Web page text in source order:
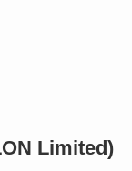
Limited)